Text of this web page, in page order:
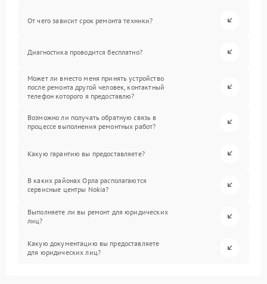
От чего зависит срок ремонта техники?
Диагностика проводится бесплатно?
Может ли вместо меня принять устройство
после ремонта другой человек, контактный
телефон которого я предоставлю?
Возможно ли получать обратную связь в
процессе выполнения ремонтных работ?
Какую гарантию вы предоставляете?
В каких районах Орла располагаются
сервисные центры Nokia?
Выполняете ли вы ремонт для юридических
лиц?
Какую документацию вы предоставляете
для юридических лиц?